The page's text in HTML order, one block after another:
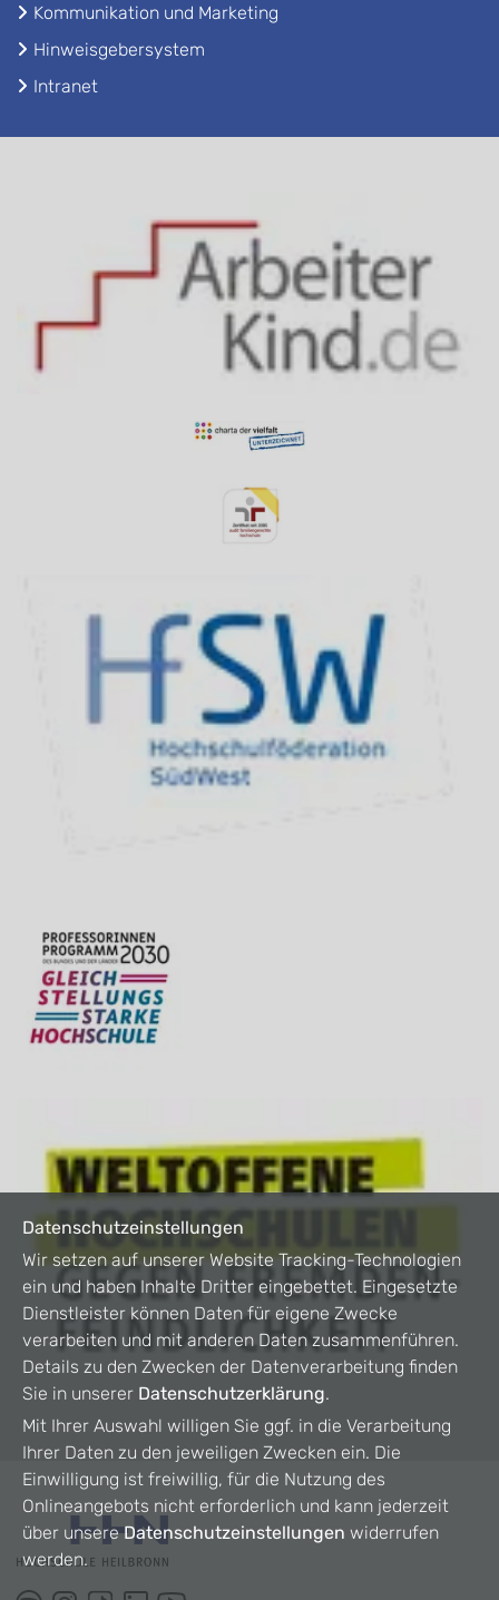
Kommunikation und Marketing
Hinweisgebersystem
Intranet
Datenschutzeinstellungen
Wir setzen auf unserer Website Tracking-Technologien
ein und haben Inhalte Dritter eingebettet. Eingesetzte
Dienstleister können Daten für eigene Zwecke
verarbeiten und mit anderen Daten zusammenführen.
Details zu den Zwecken der Datenverarbeitung finden
Sie in unserer Datenschutzerklärung.
Mit Ihrer Auswahl willigen Sie ggf. in die Verarbeitung
Ihrer Daten zu den jeweiligen Zwecken ein. Die
Einwilligung ist freiwillig, für die Nutzung des
Onlineangebots nicht erforderlich und kann jederzeit
über unsereDatenschutzeinstellungen widerrufen
werden.